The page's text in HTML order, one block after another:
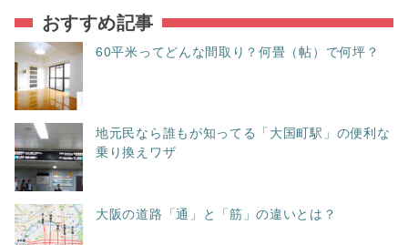
おすすめ記事
60平米ってどんな間取り？何畳（帖）で何坪？
地元民なら誰もが知ってる「大国町駅」の便利な
乗り換えワザ
大阪の道路「通」と「筋」の違いとは？